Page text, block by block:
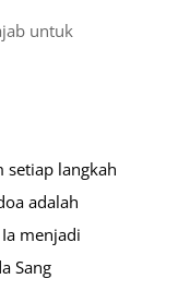
Paket
Umroh
Dengan
Kereta
untuk
setiap langkah
adalah
menjadi
Sang